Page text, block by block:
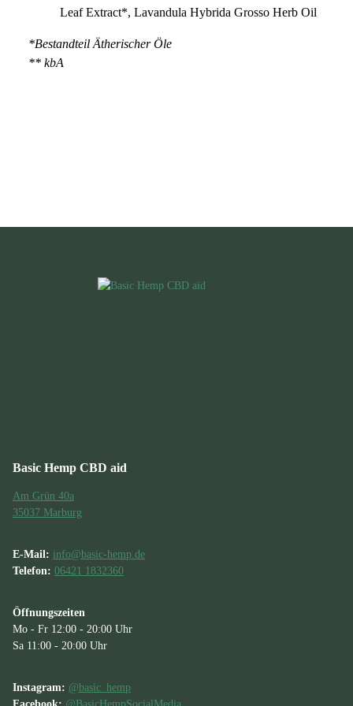
Leaf Extract*, Lavandula Hybrida Grosso Herb Oil
*Bestandteil Ätherischer Öle
** kbA
Basic Hemp CBD aid
Am Grün 40a
35037 Marburg
E-Mail: info@basic-hemp.de
Telefon: 06421 1832360
Öffnungszeiten
Mo - Fr 12:00 - 20:00 Uhr
Sa 11:00 - 20:00 Uhr
Instagram: @basic_hemp